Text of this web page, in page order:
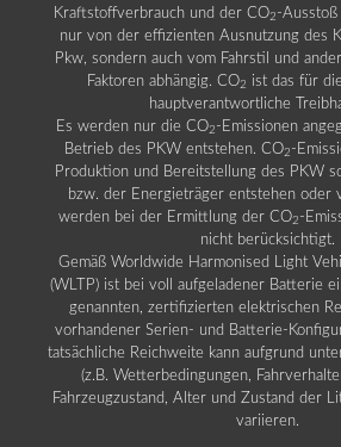
Kraftstoffverbrauch und der CO2 -
nur von der effizienten Ausnutzung des
Pkw, sondern auch vom Fahrstil und
Faktoren abhängig. CO2 ist das für
hauptverantwortliche
Es werden nur die CO2 -Emissionen
Betrieb des PKW entstehen. CO2 -
Produktion und Bereitstellung des PKW
bzw. der Energieträger entstehen oder
werden bei der Ermittlung der CO2 -
nicht berücksichtigt.
Gemäß Worldwide Harmonised Light
(WLTP) ist bei voll aufgeladener Batterie
genannten, zertifizierten elektrischen
vorhandener Serien- und Batterie-
tatsächliche Reichweite kann aufgrund
(z.B. Wetterbedingungen,
Fahrzeugzustand, Alter und Zustand der
variieren.